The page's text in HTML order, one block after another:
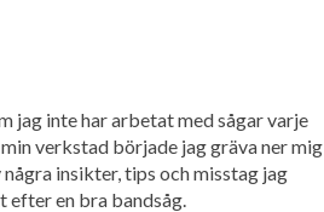
jag inte har arbetat med sågar varje
verkstad började jag gräva ner mig
insikter, tips och misstag jag
efter en bra bandsåg.